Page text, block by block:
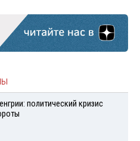
политический кризис